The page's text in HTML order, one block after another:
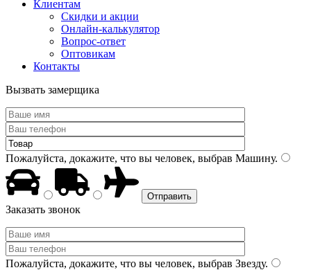
Клиентам
Скидки и акции
Онлайн-калькулятор
Вопрос-ответ
Оптовикам
Контакты
Вызвать замерщика
Пожалуйста, докажите, что вы человек, выбрав Машину.
Заказать звонок
Пожалуйста, докажите, что вы человек, выбрав Звезду.